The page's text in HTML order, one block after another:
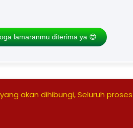
lamaranmu diterima ya 😍
akan dihibungi, Seluruh